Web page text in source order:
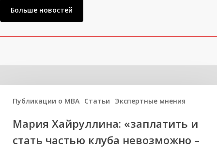
Больше новостей
Публикации о МВА Статьи Экспертные мнения
Мария Хайруллина: «заплатить и
стать частью клуба невозможно –